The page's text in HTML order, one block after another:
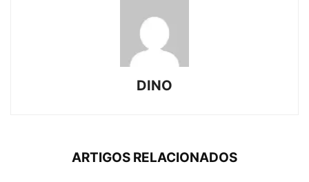
DINO
ARTIGOS RELACIONADOS